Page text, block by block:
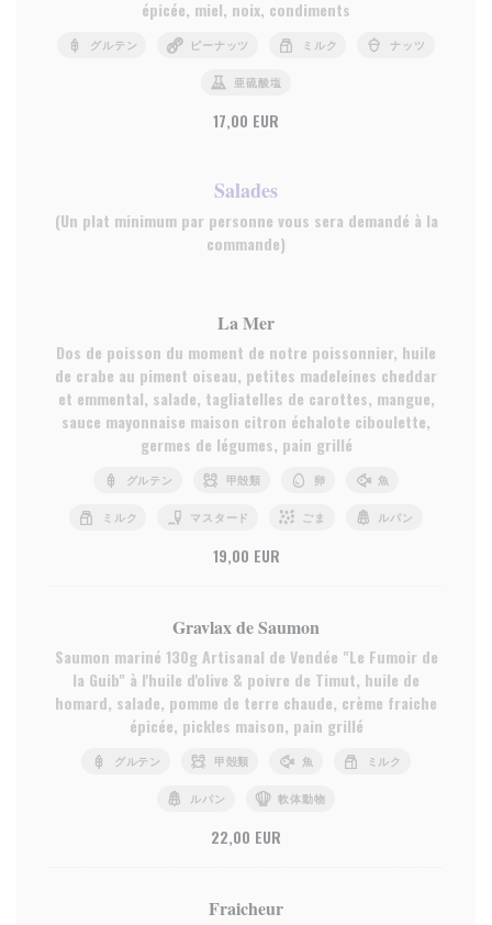
épicée, miel, noix, condiments
グルテン ピーナッツ ミルク ナッツ
亜硫酸塩
17,00 EUR
Salades
(Un plat minimum par personne vous sera demandé à la
commande)
La Mer
Dos de poisson du moment de notre poissonnier, huile
de crabe au piment oiseau, petites madeleines cheddar
et emmental, salade, tagliatelles de carottes, mangue,
sauce mayonnaise maison citron échalote ciboulette,
germes de légumes, pain grillé
グルテン 甲殻類 卵 魚
ミルク マスタード ごま ルパン
19,00 EUR
Gravlax de Saumon
Saumon mariné 130g Artisanal de Vendée "Le Fumoir de
la Guib" à l'huile d'olive & poivre de Timut, huile de
homard, salade, pomme de terre chaude, crème fraiche
épicée, pickles maison, pain grillé
グルテン 甲殻類 魚 ミルク
ルパン 軟体動物
22,00 EUR
Fraicheur